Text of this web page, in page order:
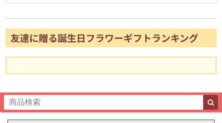
友達に贈る誕生日フラワーギフトランキング